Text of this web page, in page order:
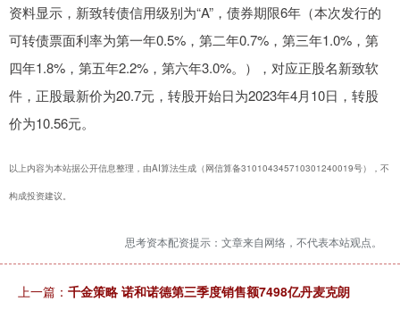
资料显示，新致转债信用级别为“A”，债券期限6年（本次发行的
可转债票面利率为第一年0.5%，第二年0.7%，第三年1.0%，第
四年1.8%，第五年2.2%，第六年3.0%。），对应正股名新致软
件，正股最新价为20.7元，转股开始日为2023年4月10日，转股
价为10.56元。
以上内容为本站据公开信息整理，由AI算法生成（网信算备310104345710301240019号），不
构成投资建议。
思考资本配资提示：文章来自网络，不代表本站观点。
上一篇： 千金策略 诺和诺德第三季度销售额7498亿丹麦克朗